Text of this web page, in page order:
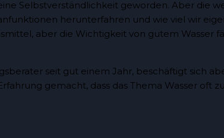
Selbstverständlichkeit geworden. Aber die
herunterfahren und wie viel wir
aber die Wichtigkeit von gutem Wasser
seit gut einem Jahr, beschäftigt sich
gemacht, dass das Thema Wasser oft